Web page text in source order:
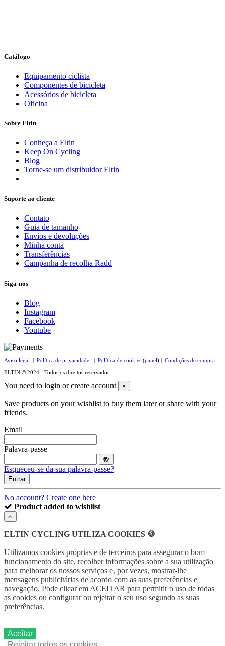
Catálogo
Equipamento ciclista
Componentes de bicicleta
Acessórios de bicicleta
Oficina
Sobre Eltin
Conheça a Eltin
Keep On Cycling
Blog
Torne-se um distribuidor Eltin
Suporte ao cliente
Contato
Guia de tamanho
Envios e devoluções
Minha conta
Transferências
Campanha de recolha Radd
Siga-nos
Blog
Instagram
Facebook
Youtube
Aviso legal | Política de privacidade | Política de cookies (panel) | Condições de compra
ELTIN © 2024 - Todos os direitos reservados
You need to login or create account ×
Save products on your wishlist to buy them later or share with your
friends.
Email
Palavra-passe
Esqueceu-se da sua palavra-passe?
Entrar
No account? Create one here
Product added to wishlist
ELTIN CYCLING UTILIZA COOKIES 🍪
Utilizamos cookies próprias e de terceiros para assegurar o bom
funcionamento do site, recolher informações sobre a sua utilização
para melhorar os nossos serviços e, por vezes, mostrar-lhe
mensagens publicitárias de acordo com as suas preferências e
navegação. Pode clicar em ACEITAR para permitir o uso de todas
as cookies ou configurar ou rejeitar o seu uso segundo as suas
preferências.
Aceitar